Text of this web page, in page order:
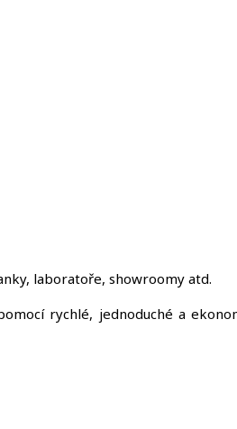
laboratoře, showroomy atd.
rychlé, jednoduché a